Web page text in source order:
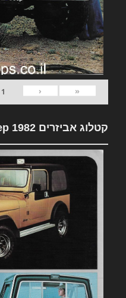
«
‹
1
קטלוג אביזרים 1982 Jeep